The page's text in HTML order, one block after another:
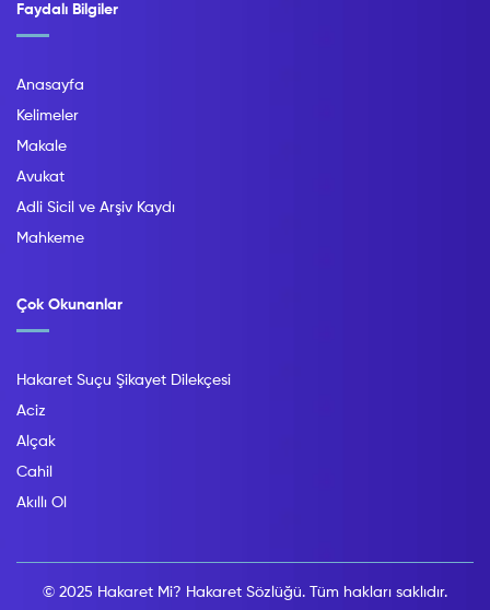
Faydalı Bilgiler
Anasayfa
Kelimeler
Makale
Avukat
Adli Sicil ve Arşiv Kaydı
Mahkeme
Çok Okunanlar
Hakaret Suçu Şikayet Dilekçesi
Aciz
Alçak
Cahil
Akıllı Ol
© 2025 Hakaret Mi? Hakaret Sözlüğü. Tüm hakları saklıdır.